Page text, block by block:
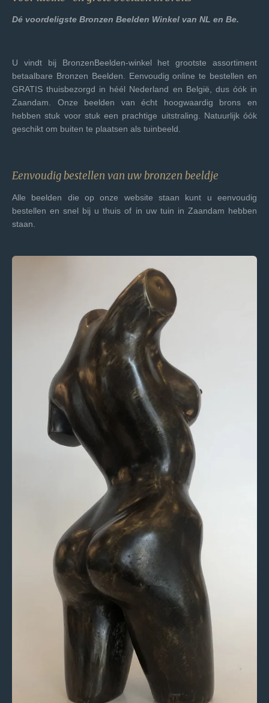
Dé voordeligste Bronzen Beelden Winkel van NL en Be.
U vindt bij BronzenBeelden-winkel het grootste assortiment
betaalbare Bronzen Beelden. Eenvoudig online te bestellen en
GRATIS thuisbezorgd in héél Nederland en België, dus óók in
Zaandam. Onze beelden van écht hoogwaardig brons en
hebben stuk voor stuk een prachtige uitstraling. Natuurlijk óók
geschikt om buiten te plaatsen als tuinbeeld.
Eenvoudig bestellen van uw bronzen beeldje
Alle beelden die op onze website staan kunt u eenvoudig
bestellen en snel bij u thuis of in uw tuin in Zaandam hebben
staan.